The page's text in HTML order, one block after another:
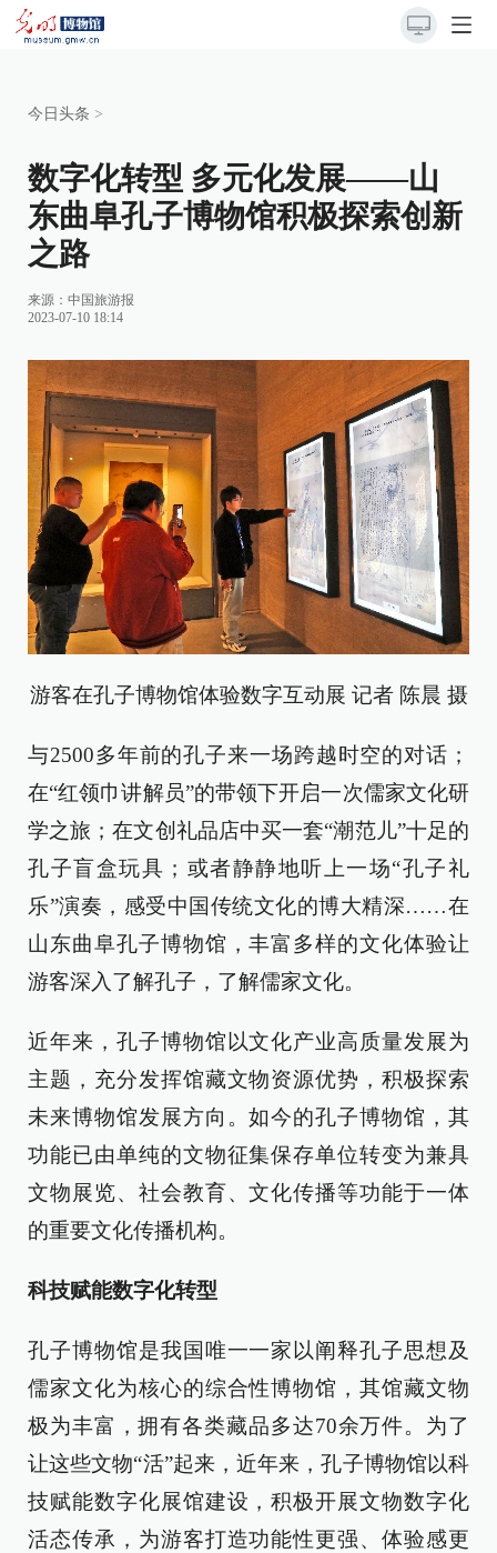
今日头条 >
数字化转型 多元化发展——山
东曲阜孔子博物馆积极探索创新
之路
来源： 中国旅游报
2023-07-10 18:14
游客在孔子博物馆体验数字互动展 记者 陈晨 摄
与2500多年前的孔子来一场跨越时空的对话；
在“红领巾讲解员”的带领下开启一次儒家文化研
学之旅；在文创礼品店中买一套“潮范儿”十足的
孔子盲盒玩具；或者静静地听上一场“孔子礼
乐”演奏，感受中国传统文化的博大精深……在
山东曲阜孔子博物馆，丰富多样的文化体验让
游客深入了解孔子，了解儒家文化。
近年来，孔子博物馆以文化产业高质量发展为
主题，充分发挥馆藏文物资源优势，积极探索
未来博物馆发展方向。如今的孔子博物馆，其
功能已由单纯的文物征集保存单位转变为兼具
文物展览、社会教育、文化传播等功能于一体
的重要文化传播机构。
科技赋能数字化转型
孔子博物馆是我国唯一一家以阐释孔子思想及
儒家文化为核心的综合性博物馆，其馆藏文物
极为丰富，拥有各类藏品多达70余万件。为了
让这些文物“活”起来，近年来，孔子博物馆以科
技赋能数字化展馆建设，积极开展文物数字化
活态传承，为游客打造功能性更强、体验感更